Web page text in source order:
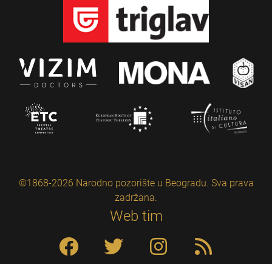
©1868-2026 Narodno pozorište u Beogradu. Sva prava
zadržana.
Web tim